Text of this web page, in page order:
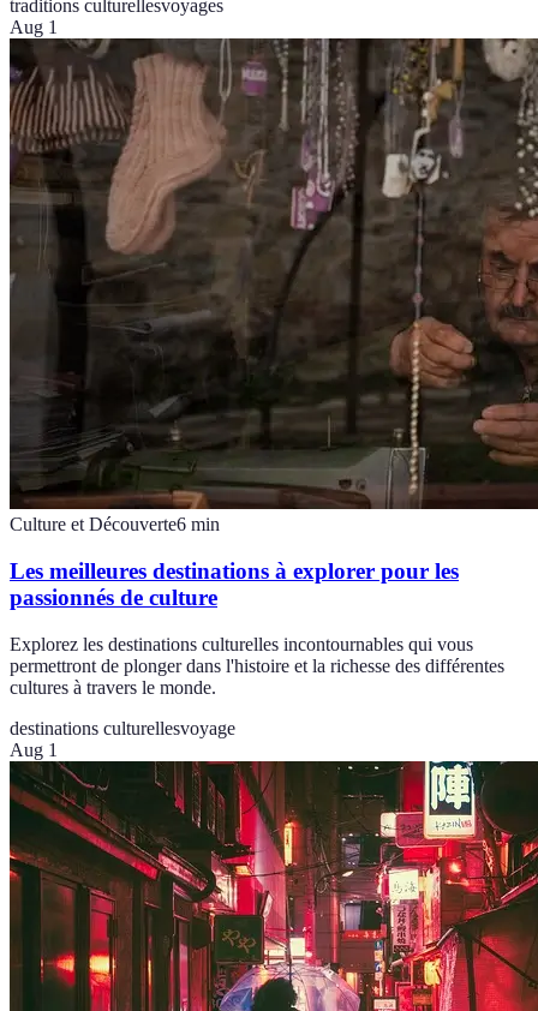
traditions culturellesvoyages
Aug 1
Culture et Découverte6 min
Les meilleures destinations à explorer pour les
passionnés de culture
Explorez les destinations culturelles incontournables qui vous
permettront de plonger dans l'histoire et la richesse des différentes
cultures à travers le monde.
destinations culturellesvoyage
Aug 1